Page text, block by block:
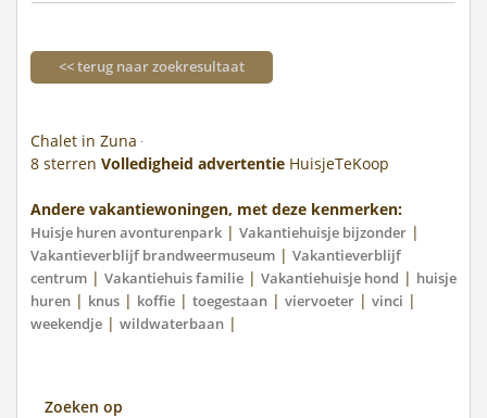
<< terug naar zoekresultaat
Chalet in Zuna
8 sterren Volledigheid advertentie HuisjeTeKoop
Andere vakantiewoningen, met deze kenmerken:
Huisje huren avonturenpark | Vakantiehuisje bijzonder |
Vakantieverblijf brandweermuseum | Vakantieverblijf
centrum | Vakantiehuis familie | Vakantiehuisje hond | huisje
huren | knus | koffie | toegestaan | viervoeter | vinci |
weekendje | wildwaterbaan |
Zoeken op